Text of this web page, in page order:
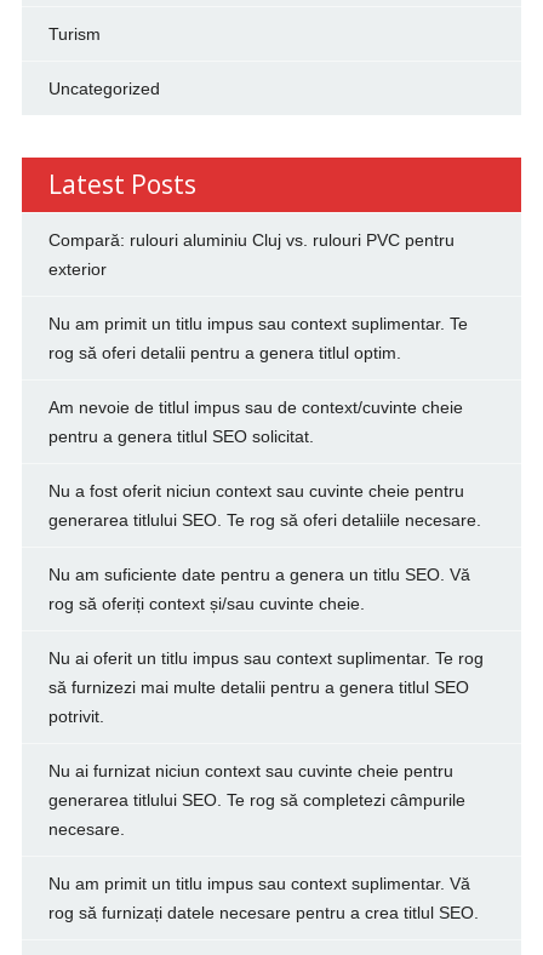
Turism
Uncategorized
Latest Posts
Compară: rulouri aluminiu Cluj vs. rulouri PVC pentru
exterior
Nu am primit un titlu impus sau context suplimentar. Te
rog să oferi detalii pentru a genera titlul optim.
Am nevoie de titlul impus sau de context/cuvinte cheie
pentru a genera titlul SEO solicitat.
Nu a fost oferit niciun context sau cuvinte cheie pentru
generarea titlului SEO. Te rog să oferi detaliile necesare.
Nu am suficiente date pentru a genera un titlu SEO. Vă
rog să oferiți context și/sau cuvinte cheie.
Nu ai oferit un titlu impus sau context suplimentar. Te rog
să furnizezi mai multe detalii pentru a genera titlul SEO
potrivit.
Nu ai furnizat niciun context sau cuvinte cheie pentru
generarea titlului SEO. Te rog să completezi câmpurile
necesare.
Nu am primit un titlu impus sau context suplimentar. Vă
rog să furnizați datele necesare pentru a crea titlul SEO.